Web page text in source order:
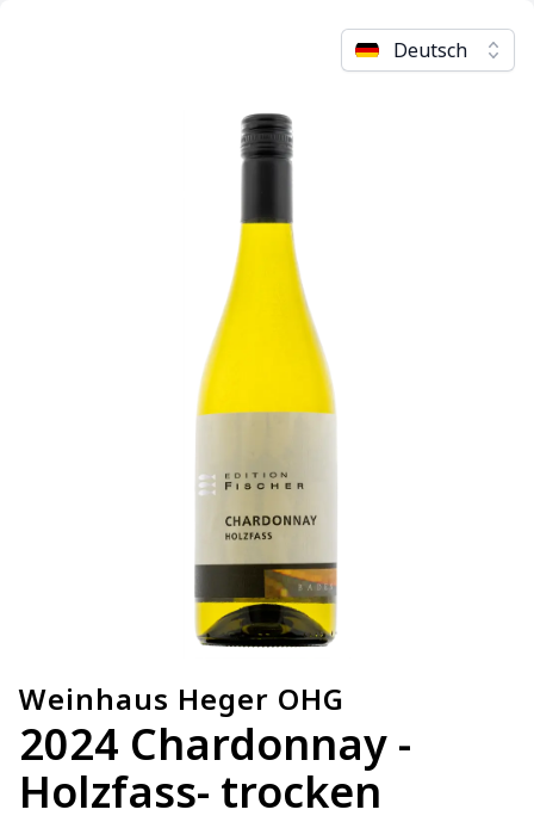
Deutsch
Weinhaus Heger OHG
2024 Chardonnay -
Holzfass- trocken